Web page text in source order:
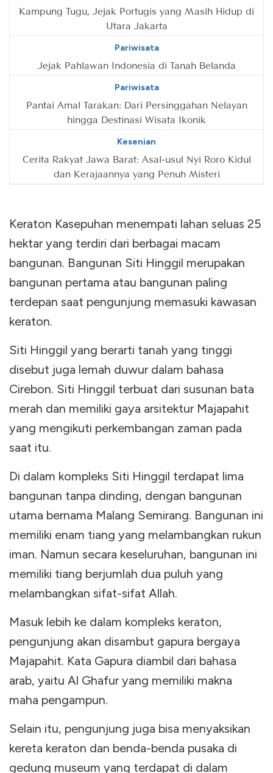
Kampung Tugu, Jejak Portugis yang Masih Hidup di
Utara Jakarta
Pariwisata
Jejak Pahlawan Indonesia di Tanah Belanda
Pariwisata
Pantai Amal Tarakan: Dari Persinggahan Nelayan
hingga Destinasi Wisata Ikonik
Kesenian
Cerita Rakyat Jawa Barat: Asal-usul Nyi Roro Kidul
dan Kerajaannya yang Penuh Misteri
Keraton Kasepuhan menempati lahan seluas 25
hektar yang terdiri dari berbagai macam
bangunan. Bangunan Siti Hinggil merupakan
bangunan pertama atau bangunan paling
terdepan saat pengunjung memasuki kawasan
keraton.
Siti Hinggil yang berarti tanah yang tinggi
disebut juga lemah duwur dalam bahasa
Cirebon. Siti Hinggil terbuat dari susunan bata
merah dan memiliki gaya arsitektur Majapahit
yang mengikuti perkembangan zaman pada
saat itu.
Di dalam kompleks Siti Hinggil terdapat lima
bangunan tanpa dinding, dengan bangunan
utama bernama Malang Semirang. Bangunan ini
memiliki enam tiang yang melambangkan rukun
iman. Namun secara keseluruhan, bangunan ini
memiliki tiang berjumlah dua puluh yang
melambangkan sifat-sifat Allah.
Masuk lebih ke dalam kompleks keraton,
pengunjung akan disambut gapura bergaya
Majapahit. Kata Gapura diambil dari bahasa
arab, yaitu Al Ghafur yang memiliki makna
maha pengampun.
Selain itu, pengunjung juga bisa menyaksikan
kereta keraton dan benda-benda pusaka di
gedung museum yang terdapat di dalam